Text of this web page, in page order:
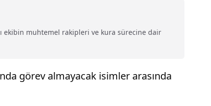
ekibin muhtemel rakipleri ve kura sürecine dair
görev almayacak isimler arasında